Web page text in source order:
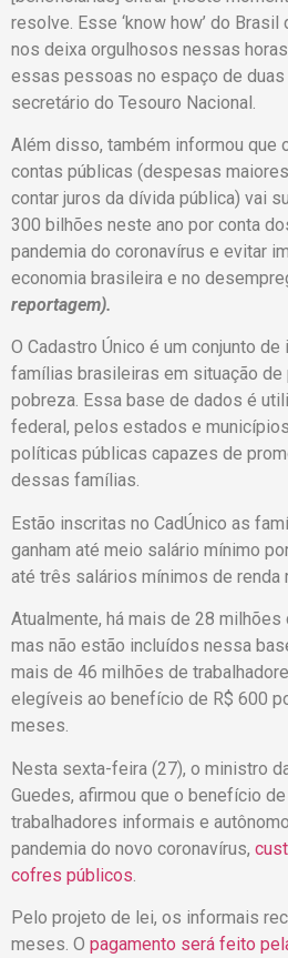
resolve. Esse ‘know how’ do
nos deixa orgulhosos nessas
essas pessoas no espaço de duas
secretário do Tesouro Nacional.
Além disso, também informou que
contas públicas (despesas
contar juros da dívida pública) vai
300 bilhões neste ano por conta
pandemia do coronavírus e evitar
economia brasileira e no
reportagem).
O Cadastro Único é um conjunto
famílias brasileiras em situação de
pobreza. Essa base de dados é
federal, pelos estados e
políticas públicas capazes de
dessas famílias.
Estão inscritas no CadÚnico as
ganham até meio salário mínimo
até três salários mínimos de renda
Atualmente, há mais de 28
mas não estão incluídos nessa
mais de 46 milhões de
elegíveis ao benefício de R$ 600
meses.
Nesta sexta-feira (27), o ministro
Guedes, afirmou que o benefício
trabalhadores informais e
pandemia do novo coronavírus,
cofres públicos
Pelo projeto de lei, os informais
meses. O pagamento será feito